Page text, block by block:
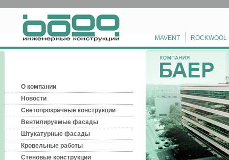
MAVENT ROCKWOOL
О компании
Новости
Светопрозрачные конструкции
Вентилируемые фасады
Штукатурные фасады
Кровельные работы
Стеновые конструкции